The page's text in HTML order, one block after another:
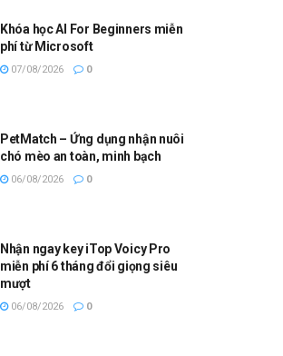
Khóa học AI For Beginners miễn
phí từ Microsoft
07/08/2026 0
PetMatch – Ứng dụng nhận nuôi
chó mèo an toàn, minh bạch
06/08/2026 0
Nhận ngay key iTop Voicy Pro
miễn phí 6 tháng đổi giọng siêu
mượt
06/08/2026 0